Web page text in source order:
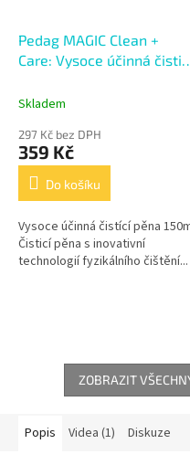
Pedag MAGIC Clean +
Care: Vysoce účinná
Skladem
297 Kč bez DPH
359 Kč
Do košíku
Vysoce účinná čistící pěna
Čisticí pěna s inovativní
technologií fyzikálního čištění...
ZOBRAZIT
Popis Videa (1) Diskuze